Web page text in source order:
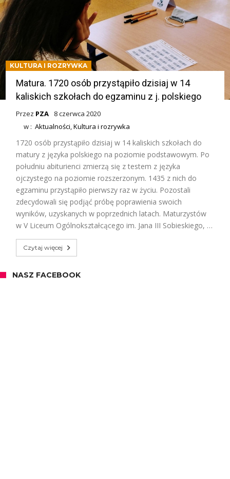
KULTURA I ROZRYWKA
Matura. 1720 osób przystąpiło dzisiaj w 14
kaliskich szkołach do egzaminu z j. polskiego
Przez PZA
8 czerwca 2020
w :Aktualności,Kultura i rozrywka
1720 osób przystąpiło dzisiaj w 14 kaliskich szkołach do
matury z języka polskiego na poziomie podstawowym. Po
południu abiturienci zmierzą się z testem z języka
ojczystego na poziomie rozszerzonym. 1435 z nich do
egzaminu przystąpiło pierwszy raz w życiu. Pozostali
zdecydowali się podjąć próbę poprawienia swoich
wyników, uzyskanych w poprzednich latach. Maturzystów
w V Liceum Ogólnokształcącego im. Jana III Sobieskiego, …
Czytaj więcej
NASZ FACEBOOK